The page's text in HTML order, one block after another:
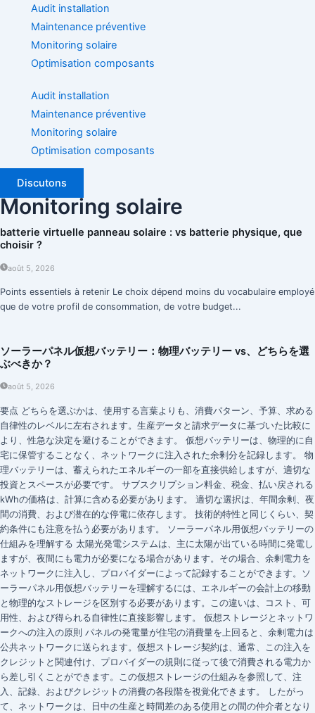
Audit installation
Maintenance préventive
Monitoring solaire
Optimisation composants
Audit installation
Maintenance préventive
Monitoring solaire
Optimisation composants
Discutons
Monitoring solaire
batterie virtuelle panneau solaire : vs batterie physique, que
choisir ?
août 5, 2026
Points essentiels à retenir Le choix dépend moins du vocabulaire employé
que de votre profil de consommation, de votre budget...
ソーラーパネル仮想バッテリー：物理バッテリー vs、どちらを選
ぶべきか？
août 5, 2026
要点 どちらを選ぶかは、使用する言葉よりも、消費パターン、予算、求める
自律性のレベルに左右されます。生産データと請求データに基づいた比較に
より、性急な決定を避けることができます。 仮想バッテリーは、物理的に自
宅に保管することなく、ネットワークに注入された余剰分を記録します。 物
理バッテリーは、蓄えられたエネルギーの一部を直接供給しますが、適切な
投資とスペースが必要です。 サブスクリプション料金、税金、払い戻される
kWhの価格は、計算に含める必要があります。 適切な選択は、年間余剰、夜
間の消費、および潜在的な停電に依存します。 技術的特性と同じくらい、契
約条件にも注意を払う必要があります。 ソーラーパネル用仮想バッテリーの
仕組みを理解する 太陽光発電システムは、主に太陽が出ている時間に発電し
ますが、夜間にも電力が必要になる場合があります。その場合、余剰電力を
ネットワークに注入し、プロバイダーによって記録することができます。ソ
ーラーパネル用仮想バッテリーを理解するには、エネルギーの会計上の移動
と物理的なストレージを区別する必要があります。この違いは、コスト、可
用性、および得られる自律性に直接影響します。 仮想ストレージとネットワ
ークへの注入の原則 パネルの発電量が住宅の消費量を上回ると、余剰電力は
公共ネットワークに送られます。仮想ストレージ契約は、通常、この注入を
クレジットと関連付け、プロバイダーの規則に従って後で消費される電力か
ら差し引くことができます。この仮想ストレージの仕組みを参照して、注
入、記録、およびクレジットの消費の各段階を視覚化できます。 したがっ
て、ネットワークは、日中の生産と時間差のある使用との間の仲介者となり